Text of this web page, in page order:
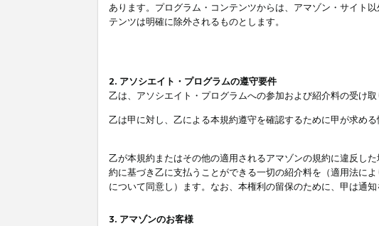
あります。プログラム・コンテンツからは、アマゾン・サイト
テンツは明確に除外されるものとします。
2. アソシエイト・プログラムの遵守要件
乙は、アソシエイト・プログラムへの参加および紹介料の受け
乙は甲に対し、乙による本規約遵守を確認するために甲が求め
乙が本規約またはその他の適用されるアマゾンの規約に違反し
約に基づき乙に支払うことができる一切の紹介料を（適用法に
について同意し）ます。なお、本権利の留保のために、甲は通
3. アマゾンのお客様